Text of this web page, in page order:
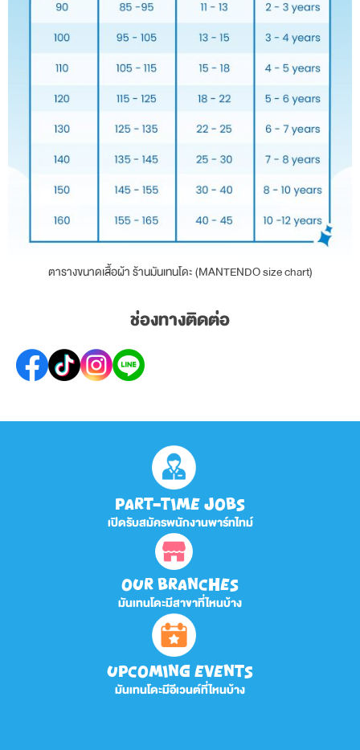
ตารางขนาดเสื้อผ้า ร้านมันเทนโดะ (MANTENDO size chart)
ช่องทางติดต่อ
PART-TIME JOBS
เปิดรับสมัครพนักงานพาร์ทไทม์
OUR BRANCHES
มันเทนโดะมีสาขาที่ไหนบ้าง
UPCOMING EVENTS
มันเทนโดะมีอีเวนต์ที่ไหนบ้าง